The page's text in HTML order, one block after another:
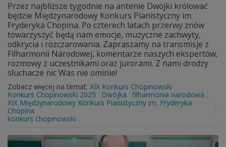
Przez najbliższe tygodnie na antenie Dwójki królować
będzie Międzynarodowy Konkurs Pianistyczny im.
Fryderyka Chopina. Po czterech latach przerwy znów
towarzyszyć będą nam emocje, muzyczne zachwyty,
odkrycia i rozczarowania. Zapraszamy na transmisje z
Filharmonii Narodowej, komentarze naszych ekspertów,
rozmowy z uczestnikami oraz jurorami. Z nami drodzy
słuchacze nic Was nie ominie!
Zobacz więcej na temat: XIX Konkurs Chopinowski
Konkurs Chopinowski 2025
Dwójka
filharmonia narodowa
XIX Międzynarodowy Konkurs Pianistyczny im. Fryderyka
Chopina
konkurs chopinowski